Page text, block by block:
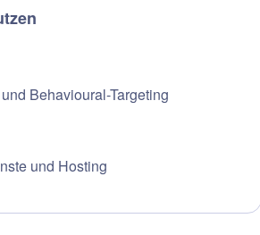
Behavioural-Targeting
und Hosting